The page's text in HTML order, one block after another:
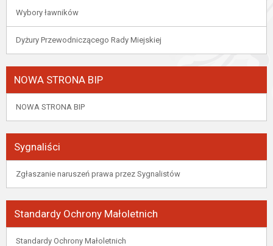
Wybory ławników
Dyżury Przewodniczącego Rady Miejskiej
NOWA STRONA BIP
NOWA STRONA BIP
Sygnaliści
Zgłaszanie naruszeń prawa przez Sygnalistów
Standardy Ochrony Małoletnich
Standardy Ochrony Małoletnich